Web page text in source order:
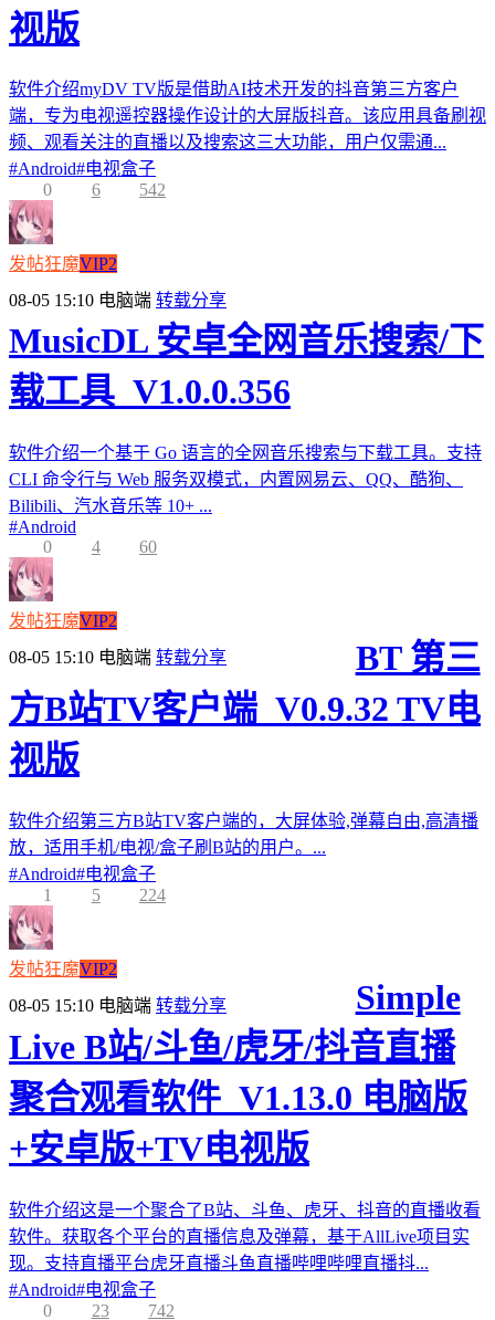
视版
软件介绍myDV TV版是借助AI技术开发的抖音第三方客户
端，专为电视遥控器操作设计的大屏版抖音。该应用具备刷视
频、观看关注的直播以及搜索这三大功能，用户仅需通...
#Android#电视盒子
0
6 542
发帖狂魔VIP2
08-05 15:10 电脑端 转载分享
MusicDL 安卓全网音乐搜索/下
载工具_V1.0.0.356
软件介绍一个基于 Go 语言的全网音乐搜索与下载工具。支持
CLI 命令行与 Web 服务双模式，内置网易云、QQ、酷狗、
Bilibili、汽水音乐等 10+ ...
#Android
0
4 60
发帖狂魔VIP2
08-05 15:10 电脑端 转载分享
BT 第三
方B站TV客户端_V0.9.32 TV电
视版
软件介绍第三方B站TV客户端的，大屏体验,弹幕自由,高清播
放，适用手机/电视/盒子刷B站的用户。...
#Android#电视盒子
1
5 224
发帖狂魔VIP2
08-05 15:10 电脑端 转载分享
Simple
Live B站/斗鱼/虎牙/抖音直播
聚合观看软件_V1.13.0 电脑版
+安卓版+TV电视版
软件介绍这是一个聚合了B站、斗鱼、虎牙、抖音的直播收看
软件。获取各个平台的直播信息及弹幕，基于AllLive项目实
现。支持直播平台虎牙直播斗鱼直播哔哩哔哩直播抖...
#Android#电视盒子
0
23 742